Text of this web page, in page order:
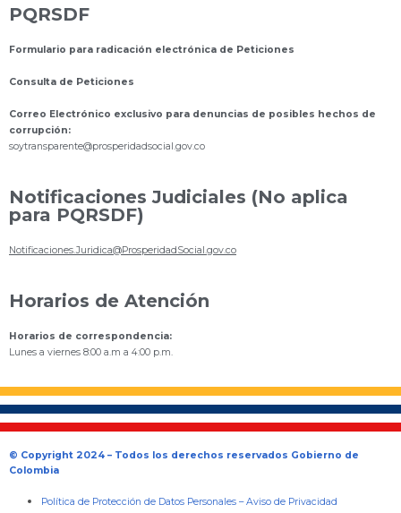
PQRSDF
Formulario para radicación electrónica de Peticiones
Consulta de Peticiones
Correo Electrónico exclusivo para denuncias de posibles hechos de
corrupción:
soytransparente@prosperidadsocial.gov.co
Notificaciones Judiciales (No aplica
para PQRSDF)
Notificaciones.Juridica@ProsperidadSocial.gov.co
Horarios de Atención
Horarios de correspondencia:
Lunes a viernes 8:00 a.m a 4:00 p.m.
© Copyright 2024 – Todos los derechos reservados Gobierno de
Colombia
Política de Protección de Datos Personales –Aviso de Privacidad